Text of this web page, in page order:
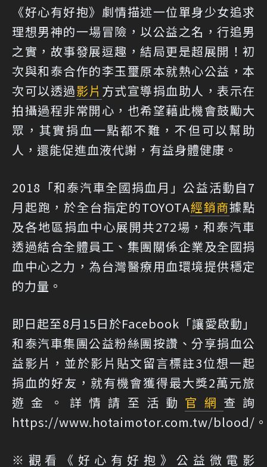
《好心有好抱》劇情描述一位單身少女追求
理想男神的一場冒險，以公益之名，行追男
之實，故事發展逗趣，結局更是超展開！初
次與和泰合作的李玉璽原本就熱心公益，本
次可以透過影片 方式宣導捐血助人，表示在
拍攝過程非常開心，也希望藉此機會鼓勵大
眾，其實捐血一點都不難，不但可以幫助
人，還能促進血液代謝，有益身體健康。
2018「和泰汽車全國捐血月」公益活動自7
月起跑，於全台指定的TOYOTA經銷商據點
及各地區捐血中心展開共272場，和泰汽車
透過結合全體員工、集團關係企業及全國捐
血中心之力，為台灣醫療用血環境提供穩定
的力量。
即日起至8月15日於Facebook「讓愛啟動」
和泰汽車集團公益粉絲團按讚、分享捐血公
益影片，並於影片貼文留言標註3位想一起
捐血的好友，就有機會獲得最大獎2萬元旅
遊金。詳情請至活動 官網 查詢
https://www.hotaimotor.com.tw/blood/ 。
※觀看《好心有好抱》公益微電影